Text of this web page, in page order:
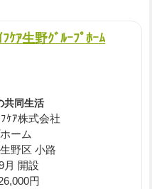
ﾌｹｱ生野ｸﾞﾙｰﾌﾟﾎｰﾑ
共同生活
ｹｱ株式会社
ーム
野区 小路
月 開設
円